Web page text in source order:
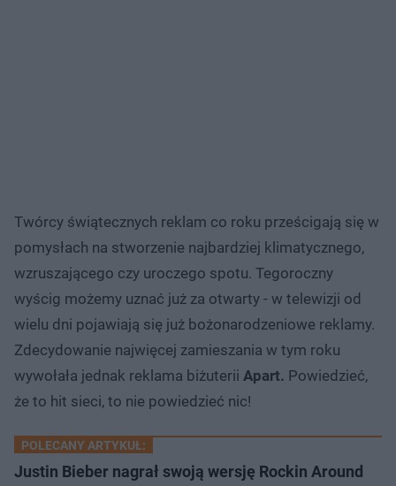
Twórcy świątecznych reklam co roku prześcigają się w
pomysłach na stworzenie najbardziej klimatycznego,
wzruszającego czy uroczego spotu. Tegoroczny
wyścig możemy uznać już za otwarty - w telewizji od
wielu dni pojawiają się już bożonarodzeniowe reklamy.
Zdecydowanie najwięcej zamieszania w tym roku
wywołała jednak reklama biżuterii Apart. Powiedzieć,
że to hit sieci, to nie powiedzieć nic!
POLECANY ARTYKUŁ:
Justin Bieber nagrał swoją wersję Rockin Around